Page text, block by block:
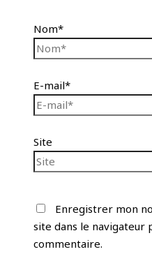
Nom*
E-mail*
Site
Enregistrer mon
site dans le navigateur
commentaire.